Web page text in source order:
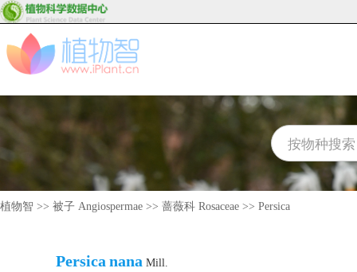
植物智 >> 被子 Angiospermae >> 蔷薇科 Rosaceae >> Persica
Persica nana Mill.